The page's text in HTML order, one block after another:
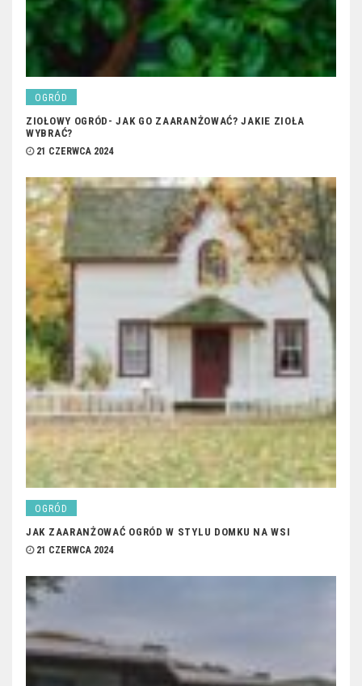
OGRÓD
ZIOŁOWY OGRÓD- JAK GO ZAARANŻOWAĆ? JAKIE ZIOŁA
WYBRAĆ?
21 CZERWCA 2024
OGRÓD
JAK ZAARANŻOWAĆ OGRÓD W STYLU DOMKU NA WSI
21 CZERWCA 2024